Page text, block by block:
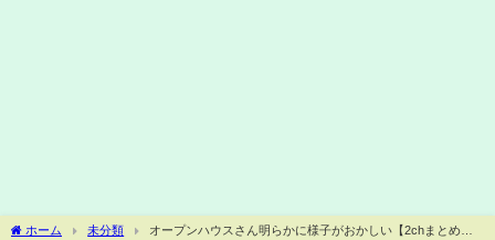
ホーム 未分類
オープンハウスさん明らかに様子がおかしい【2chまとめ】